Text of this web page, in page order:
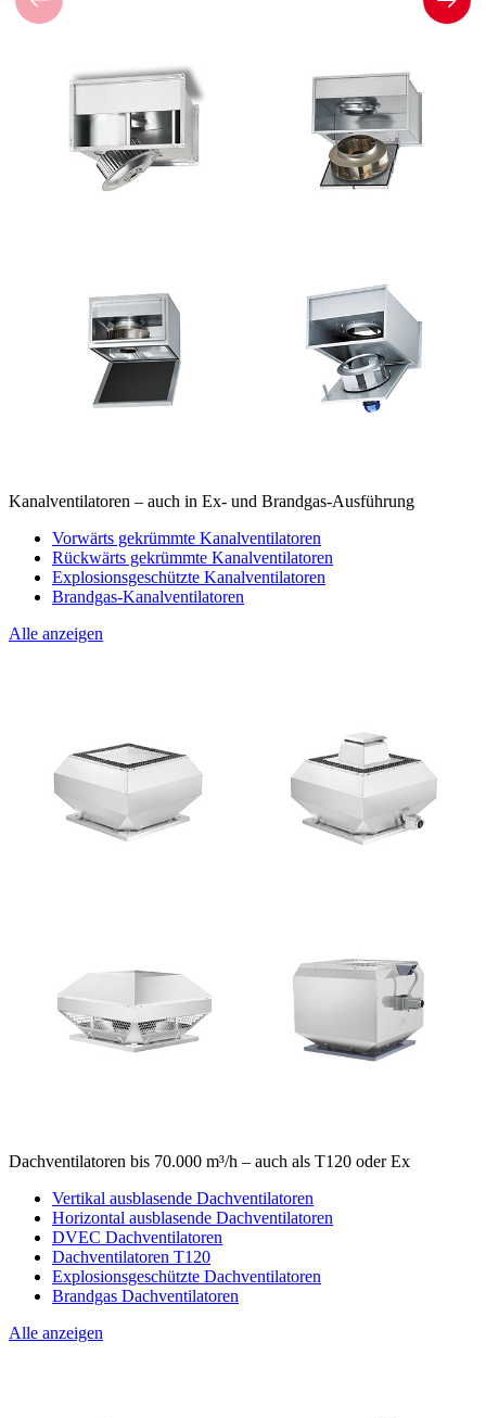
Kanalventilatoren – auch in Ex- und Brandgas-Ausführung
Vorwärts gekrümmte Kanalventilatoren
Rückwärts gekrümmte Kanalventilatoren
Explosionsgeschützte Kanalventilatoren
Brandgas-Kanalventilatoren
Alle anzeigen
Dachventilatoren bis 70.000 m³/h – auch als T120 oder Ex
Vertikal ausblasende Dachventilatoren
Horizontal ausblasende Dachventilatoren
DVEC Dachventilatoren
Dachventilatoren T120
Explosionsgeschützte Dachventilatoren
Brandgas Dachventilatoren
Alle anzeigen